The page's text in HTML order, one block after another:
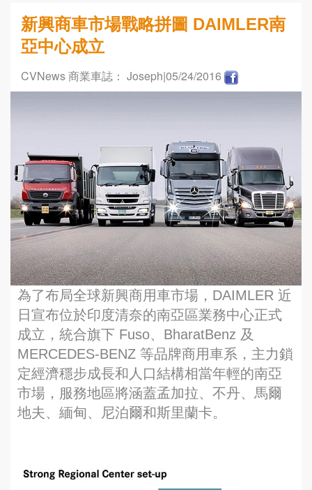
新興商車市場戰略拼圖 DAIMLER南
亞中心成立
CVNews 商業車誌： Joseph|05/24/2016
為了布局全球新興商用車市場，DAIMLER 近
日宣布位於印度清奈的南亞區業務中心正式
成立，統合旗下 Fuso、BharatBenz 及
MERCEDES-BENZ 等品牌商用車系，主力鎖
定經濟穩步成長和人口結構相當年輕的南亞
市場，服務地區將涵蓋孟加拉、不丹、馬爾
地夫、緬甸、尼泊爾和斯里蘭卡。